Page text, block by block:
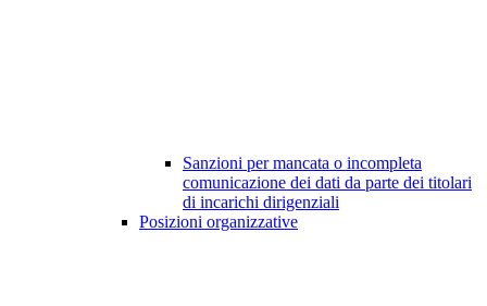
Sanzioni per mancata o incompleta
comunicazione dei dati da parte dei titolari
di incarichi dirigenziali
Posizioni organizzative